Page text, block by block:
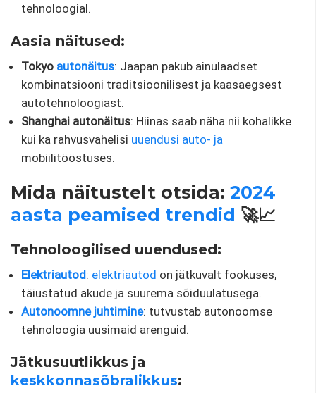
tehnoloogial.
Aasia näitused:
Tokyo autonäitus: Jaapan pakub ainulaadset
kombinatsiooni traditsioonilisest ja kaasaegsest
autotehnoloogiast.
Shanghai autonäitus: Hiinas saab näha nii kohalikke
kui ka rahvusvahelisi uuendusi auto- ja
mobiilitööstuses.
Mida näitustelt otsida: 2024
aasta peamised trendid 🚀📈
Tehnoloogilised uuendused:
Elektriautod: elektriautod on jätkuvalt fookuses,
täiustatud akude ja suurema sõiduulatusega.
Autonoomne juhtimine: tutvustab autonoomse
tehnoloogia uusimaid arenguid.
Jätkusuutlikkus ja
keskkonnasõbralikkus: